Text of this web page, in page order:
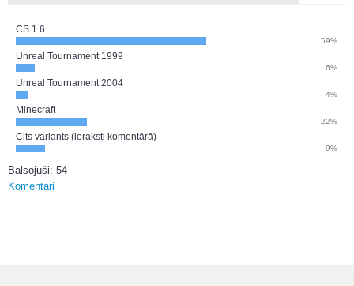
CS 1.6
59%
Unreal Tournament 1999
6%
Unreal Tournament 2004
4%
Minecraft
22%
Cits variants (ieraksti komentārā)
9%
Balsojuši: 54
Komentāri